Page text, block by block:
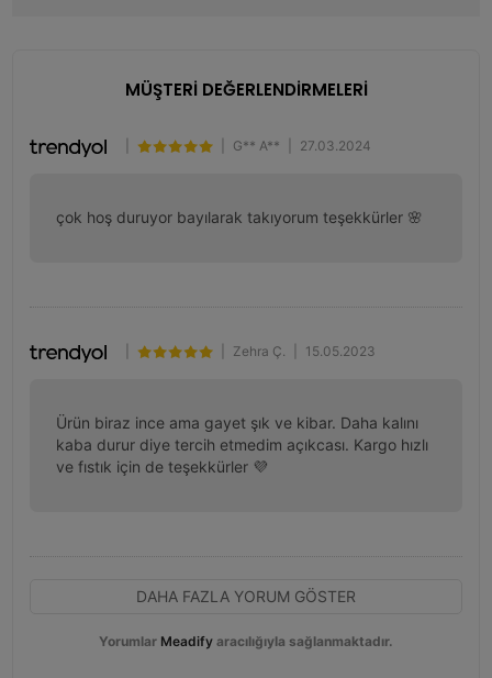
MÜŞTERİ DEĞERLENDİRMELERİ
G** A** 27.03.2024
çok hoş duruyor bayılarak takıyorum teşekkürler 🌸
Zehra Ç. 15.05.2023
Ürün biraz ince ama gayet şık ve kibar. Daha kalını
kaba durur diye tercih etmedim açıkcası. Kargo hızlı
ve fıstık için de teşekkürler 💜
DAHA FAZLA YORUM GÖSTER
Yorumlar Meadify aracılığıyla sağlanmaktadır.